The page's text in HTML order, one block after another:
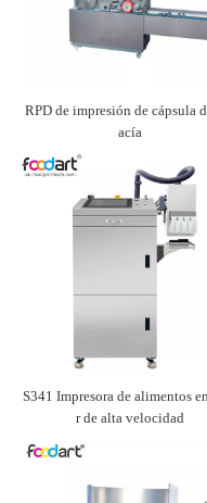
RPD de impresión de cápsula
acía
S341 Impresora de alimentos
r de alta velocidad